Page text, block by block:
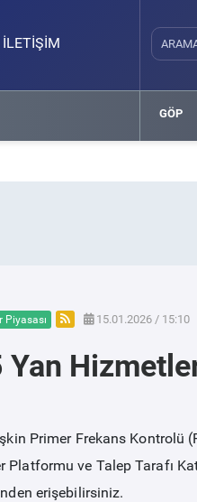
İLETİŞİM
GÖP
Piyasası 15.01.2026 / 15:10
Primer Frekans Kontrolü
ve Talep Tarafı
erişebilirsiniz.